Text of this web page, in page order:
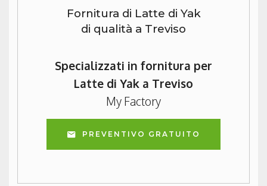
Fornitura di Latte di Yak
di qualità a Treviso
Specializzati in fornitura per
Latte di Yak a Treviso
My Factory
PREVENTIVO GRATUITO